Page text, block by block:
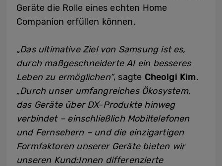
Geräte die Rolle eines echten Home
Companion erfüllen können.
„Das ultimative Ziel von Samsung ist es,
durch maßgeschneiderte AI ein besseres
Leben zu ermöglichen“, sagte Cheolgi Kim.
„Durch unser umfangreiches Ökosystem,
das Geräte über DX-Produkte hinweg
verbindet – einschließlich Mobiltelefonen
und Fernsehern – und die einzigartigen
Formfaktoren unserer Geräte bieten wir
unseren Kund:Innen differenzierte